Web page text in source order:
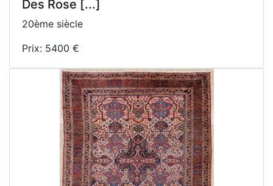
Des Rose [...]
20ème siècle
Prix: 5400 €